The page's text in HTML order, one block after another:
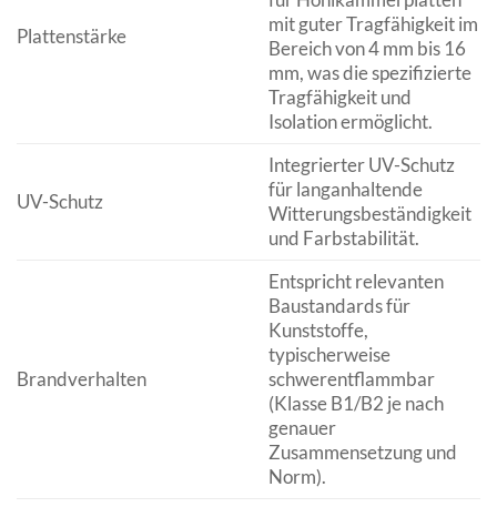
Plattenstärke
mit guter Tragfähigkeit im
Bereich von 4 mm bis 16
mm, was die spezifizierte
Tragfähigkeit und
Isolation ermöglicht.
UV-Schutz
Integrierter UV-Schutz
für langanhaltende
Witterungsbeständigkeit
und Farbstabilität.
Brandverhalten
Entspricht relevanten
Baustandards für
Kunststoffe,
typischerweise
schwerentflammbar
(Klasse B1/B2 je nach
genauer
Zusammensetzung und
Norm).